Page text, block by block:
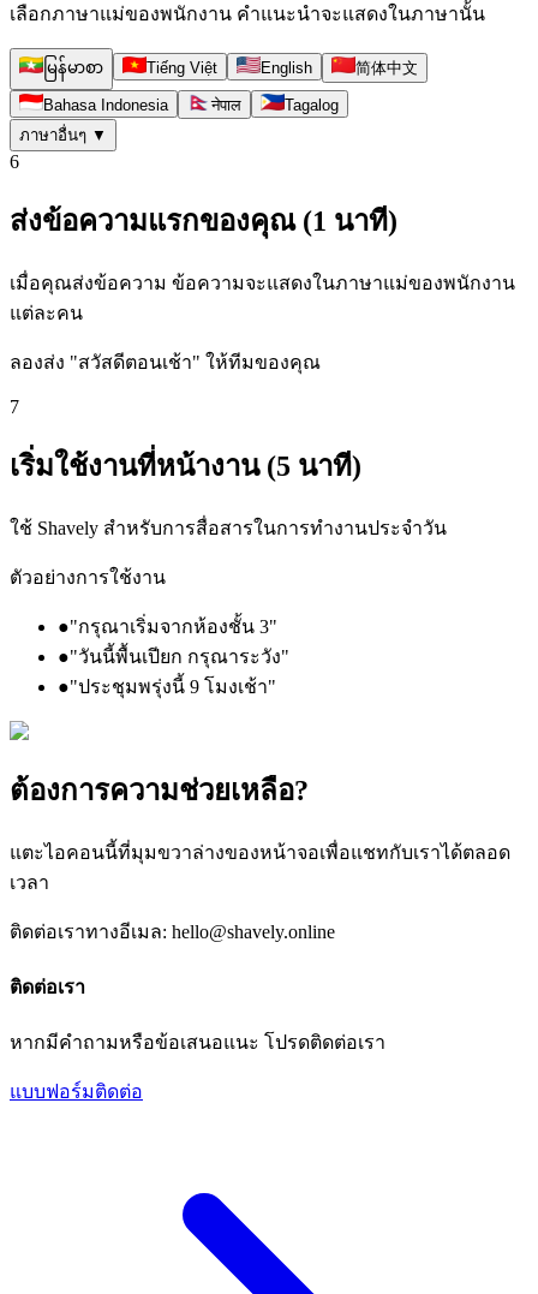
เลือกภาษาแม่ของพนักงาน คำแนะนำจะแสดงในภาษานั้น
မြန်မာစာ Tiếng Việt English 简体中文
Bahasa Indonesia नेपाल
Tagalog
ภาษาอื่นๆ ▼
6
ส่งข้อความแรกของคุณ (1 นาที)
เมื่อคุณส่งข้อความ ข้อความจะแสดงในภาษาแม่ของพนักงาน
แต่ละคน
ลองส่ง "สวัสดีตอนเช้า" ให้ทีมของคุณ
7
เริ่มใช้งานที่หน้างาน (5 นาที)
ใช้ Shavely สำหรับการสื่อสารในการทำงานประจำวัน
ตัวอย่างการใช้งาน
●"กรุณาเริ่มจากห้องชั้น 3"
●"วันนี้พื้นเปียก กรุณาระวัง"
●"ประชุมพรุ่งนี้ 9 โมงเช้า"
ต้องการความช่วยเหลือ?
แตะไอคอนนี้ที่มุมขวาล่างของหน้าจอเพื่อแชทกับเราได้ตลอด
เวลา
ติดต่อเราทางอีเมล: hello@shavely.online
ติดต่อเรา
หากมีคำถามหรือข้อเสนอแนะ โปรดติดต่อเรา
แบบฟอร์มติดต่อ